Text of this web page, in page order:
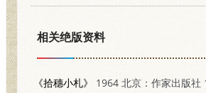
相关绝版资料
《拾穗小札》
1964 北京：作家出版社